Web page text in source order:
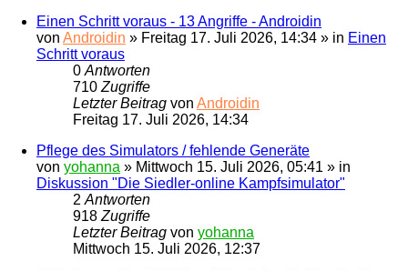
Einen Schritt voraus - 13 Angriffe - Androidin
von Androidin » Freitag 17. Juli 2026, 14:34 » in Einen
Schritt voraus
0 Antworten
710 Zugriffe
Letzter Beitrag von Androidin
Freitag 17. Juli 2026, 14:34
Pflege des Simulators / fehlende Generäte
von yohanna » Mittwoch 15. Juli 2026, 05:41 » in
Diskussion "Die Siedler-online Kampfsimulator"
2 Antworten
918 Zugriffe
Letzter Beitrag von yohanna
Mittwoch 15. Juli 2026, 12:37